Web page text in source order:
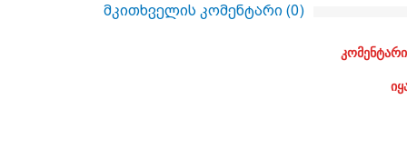
მკითხველის კომენტარი (0)